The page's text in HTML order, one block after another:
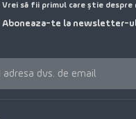
Vrei să fii primul care știe despre
Aboneaza-te la newsletter-